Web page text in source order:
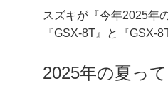
スズキが『今年2025年
『GSX-8T』と『GSX-
2025年の夏っ